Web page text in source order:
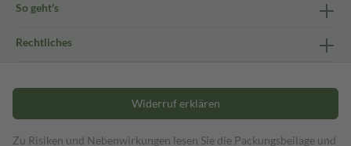
So geht's
Rechtliches
Widerruf erklären
Zu Risiken und Nebenwirkungen lesen Sie die Packungsbeilage und